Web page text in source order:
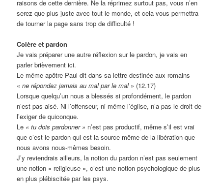
raisons de cette dernière. Ne la réprimez surtout pas, vous n’en
serez que plus juste avec tout le monde, et cela vous permettra
de tourner la page sans trop de difficulté !
Colère et pardon
Je vais préparer une autre réflexion sur le pardon, je vais en
parler brièvement ici.
Le même apôtre Paul dit dans sa lettre destinée aux romains
«ne répondez jamais au mal par le mal» (12.17)
Lorsque quelqu’un nous a blessés si profondément, le pardon
n’est pas aisé. Ni l’offenseur, ni même l’église, n’a pas le droit de
l’exiger de quiconque.
Le « tu dois pardonner » n’est pas productif, même s’il est vrai
que c’est le pardon qui est la source même de la libération que
nous avons nous-mêmes besoin.
J’y reviendrais ailleurs, la notion du pardon n’est pas seulement
une notion « religieuse », c’est une notion psychologique de plus
en plus plébiscitée par les psys.